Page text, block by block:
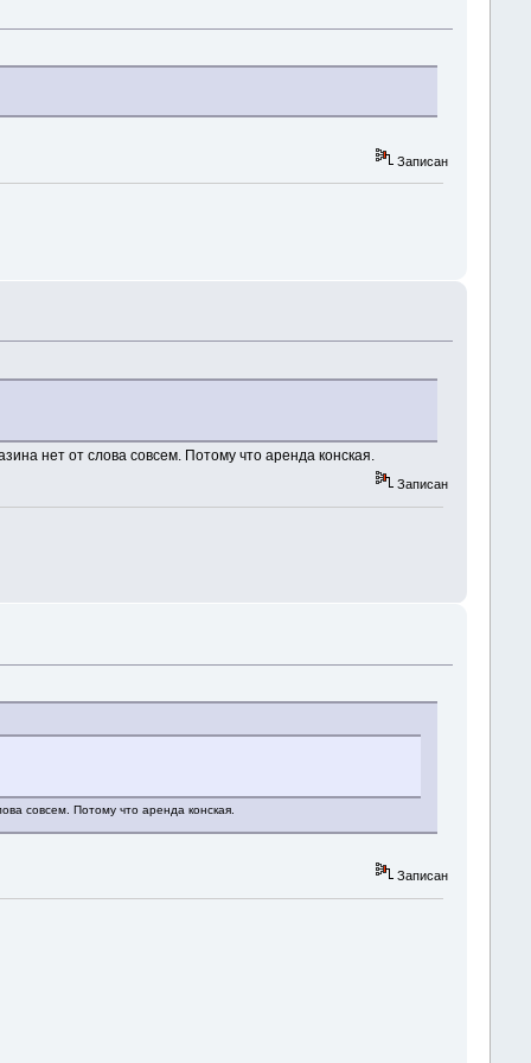
Записан
нет от слова совсем. Потому что аренда конская.
Записан
совсем. Потому что аренда конская.
Записан